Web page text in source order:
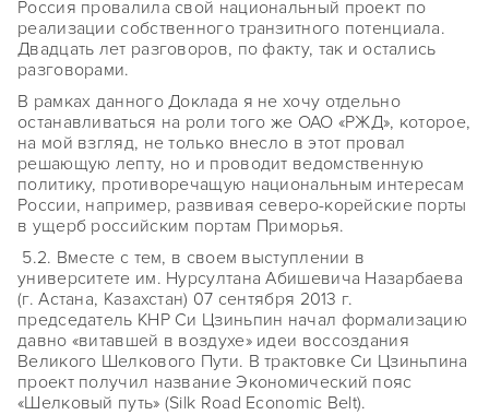
Россия провалила свой национальный проект по
реализации собственного транзитного потенциала.
Двадцать лет разговоров, по факту, так и остались
разговорами.
В рамках данного Доклада я не хочу отдельно
останавливаться на роли того же ОАО «РЖД», которое,
на мой взгляд, не только внесло в этот провал
решающую лепту, но и проводит ведомственную
политику, противоречащую национальным интересам
России, например, развивая северо-корейские порты
в ущерб российским портам Приморья.
5.2. Вместе с тем, в своем выступлении в
университете им. Нурсултана Абишевича Назарбаева
(г. Астана, Казахстан) 07 сентября 2013 г.
председатель КНР Си Цзиньпин начал формализацию
давно «витавшей в воздухе» идеи воссоздания
Великого Шелкового Пути. В трактовке Си Цзиньпина
проект получил название Экономический пояс
«Шелковый путь» (Silk Road Economic Belt).